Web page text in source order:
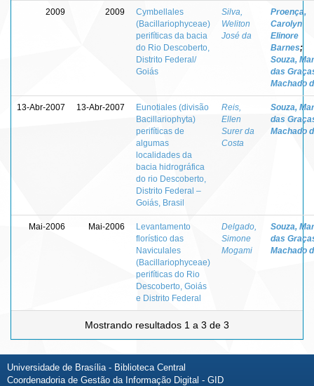
2009 2009
Cymbellales
(Bacillariophyceae)
perifíticas da bacia
do Rio Descoberto,
Distrito Federal/
Goiás
Silva,
Weliton
José da
Proença,
Carolyn
Elinore
Barnes;
Souza,
das
Machado
13-Abr-2007 13-Abr-2007
Eunotiales (divisão
Bacillariophyta)
perifíticas de
algumas
localidades da
bacia hidrográfica
do rio Descoberto,
Distrito Federal –
Goiás, Brasil
Reis,
Ellen
Surer da
Costa
Souza,
das
Machado
Mai-2006 Mai-2006
Levantamento
florístico das
Naviculales
(Bacillariophyceae)
perifíticas do Rio
Descoberto, Goiás
e Distrito Federal
Delgado,
Simone
Mogami
Souza,
das
Machado
Mostrando resultados 1 a 3 de 3
Universidade de Brasília - Biblioteca Central
Coordenadoria de Gestão da Informação Digital - GID